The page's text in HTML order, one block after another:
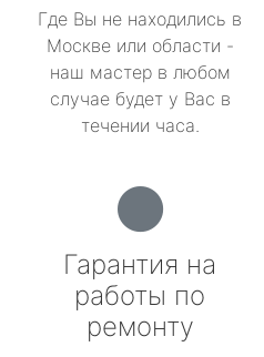
Где Вы не находились в
Москве или области -
наш мастер в любом
случае будет у Вас в
течении часа.
Гарантия на
работы по
ремонту